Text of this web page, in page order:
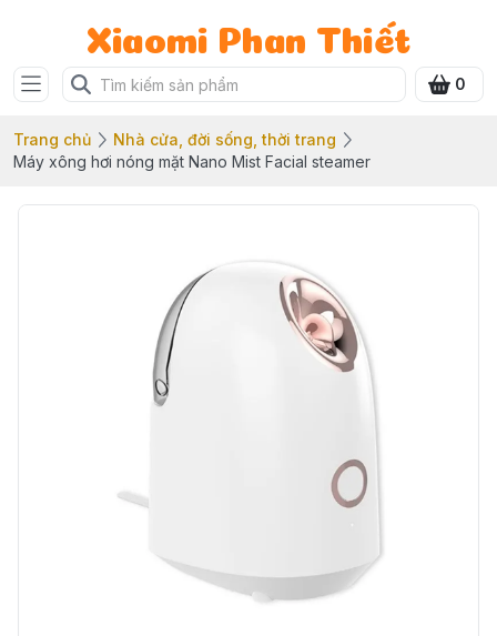
Xiaomi Phan Thiết
0
Trang chủ
Nhà cửa, đời sống, thời trang
Máy xông hơi nóng mặt Nano Mist Facial steamer